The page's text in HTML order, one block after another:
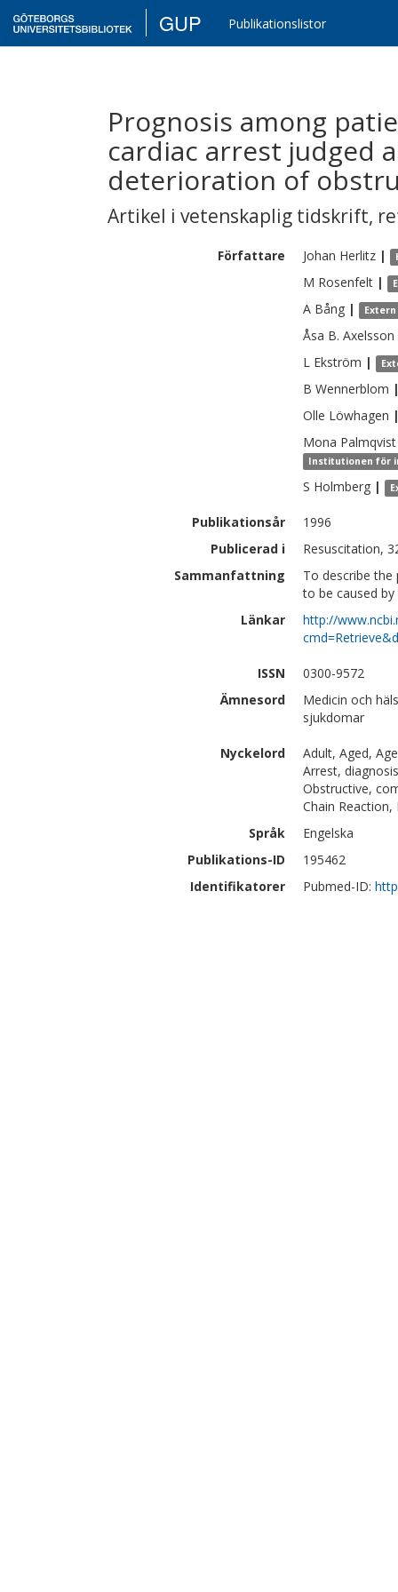
GUP Publikationslistor
Prognosis among
cardiac arrest judged
deterioration of
Artikel i vetenskaplig tidskrift,
Författare Johan Herlitz |
M Rosenfelt |
A Bång | Extern
Åsa B. Axelsson
L Ekström |
B Wennerblom
Olle Löwhagen
Mona Palmqvist
Institutionen för
S Holmberg |
Publikationsår
1996
Publicerad i
Resuscitation,
Sammanfattning
To describe
to be caused
Länkar
http://
ISSN
0300-9572
Ämnesord
Medicin och
sjukdomar
Nyckelord
Adult, Aged,
Arrest,
Obstructive,
Chain Reaction,
Språk
Engelska
Publikations-ID
195462
Identifikatorer
Pubmed-ID: